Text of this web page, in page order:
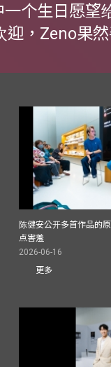
个生日愿望
迎，Zeno果
陈健安公开多首作品的
点害羞
2026-06-16
更多